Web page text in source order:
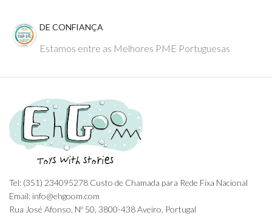
DE CONFIANÇA
Estamos entre as Melhores PME Portuguesas
Tel: (351) 234095278 Custo de Chamada para Rede Fixa Nacional
Email: info@ehgoom.com
Rua José Afonso, Nº 50, 3800-438 Aveiro, Portugal